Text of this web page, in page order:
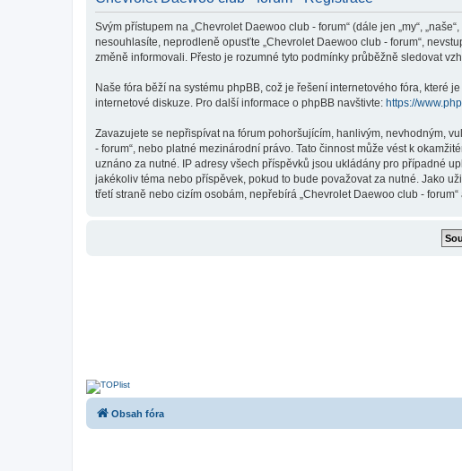
Svým přístupem na „Chevrolet Daewoo club - forum“ (dále jen „my“,
nesouhlasíte, neprodleně opusťte „Chevrolet Daewoo club - forum“,
změně informovali. Přesto je rozumné tyto podmínky průběžně sledovat
Naše fóra běží na systému phpBB, což je řešení internetového fóra, které
internetové diskuze. Pro další informace o phpBB navštivte: https://
Zavazujete se nepřispívat na fórum pohoršujícím, hanlivým, nevhodným,
- forum“, nebo platné mezinárodní právo. Tato činnost může vést k
uznáno za nutné. IP adresy všech příspěvků jsou ukládány pro případné
jakékoliv téma nebo příspěvek, pokud to bude považovat za nutné. Jako
třetí straně nebo cizím osobám, nepřebírá „Chevrolet Daewoo club -
Obsah fóra